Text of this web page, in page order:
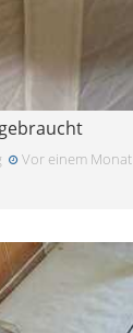
Vor einem Monat